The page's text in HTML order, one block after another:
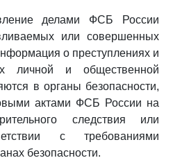
делами ФСБ России
или совершенных
о преступлениях и
личной и общественной
в органы безопасности,
актами ФСБ России на
следствия или
с требованиями
безопасности.